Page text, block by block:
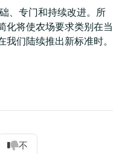
、专门和持续改进。所
化将使农场要求类别在当
们陆续推出新标准时。
不